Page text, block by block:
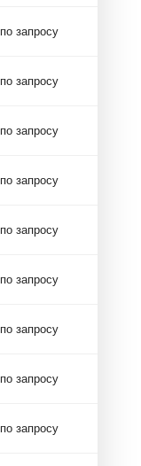
по запросу
по запросу
по запросу
по запросу
по запросу
по запросу
по запросу
по запросу
по запросу